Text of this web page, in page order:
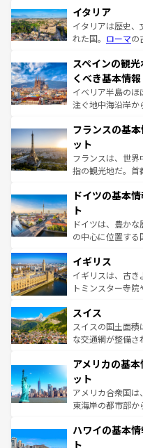
イタリア
イタリアは歴史
れた国。 ローマの
ろん、トスカー
景など、自然景観
ピザやパスタな
できる。朝目覚め
なお、新着のイタ
しい。
スペインの観
くべき基本情報
イベリア半島の
注ぐ地中海沿岸か
文化が根付くこの
れる闘牛、そして
る。首都マドリ
アートに溢れた街
せる。地方によっ
ンテンツ一覧 を参
フランスの基
ット
フランスは、世
指の観光地だ。首
で、幅広い魅力が
聖堂、美しいビー
から魅了する。
れ、フランス料理
香り高いラベンダ
らに、パリ以外
も豊かな歴史と文
を参照してほしい
ドイツの基本
ト
ドイツは、豊か
の中心に位置する
顔を持つこの国は
ルリンの文化的活
してライン川沿
は、お酒好きな人には
ドイツ情報はコン
イギリス
イギリスは、古き
トミンスター寺
リアごとに異なる
ティー、ビール
戦など、本場だか
ンツ一覧を参照し
スイス
スイスの国土面
な交通網が整備さ
の建物がそのまま
博物館もあり、ア
ことができる。国
者向けの交通パス
着のスイス情報は
アメリカの基
ット
アメリカ合衆国は
東海岸の都市部か
のような巨大都市
ンメントが詰まっ
ハワイの基本
ト